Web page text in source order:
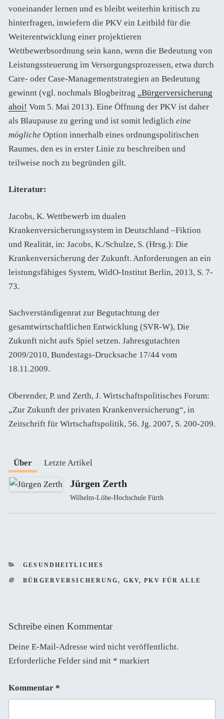
voneinander lernen und es bleibt weiterhin kritisch zu
hinterfragen, inwiefern die PKV ein Leitbild für die
Weiterentwicklung einer projektieren
Wettbewerbsordnung sein kann, wenn die Bedeutung von
Leistungssteuerung im Versorgungsprozessen, etwa durch
Care- oder Case-Managementstrategien an Bedeutung
gewinnt (vgl. nochmals Blogbeitrag „Bürgerversicherung
ahoi! Vom 5. Mai 2013). Eine Öffnung der PKV ist daher
als Blaupause zu gering und ist somit lediglich eine
mögliche Option innerhalb eines ordnungspolitischen
Raumes, den es in erster Linie zu beschreiben und
teilweise noch zu begründen gilt.
Literatur:
Jacobs, K. Wettbewerb im dualen
Krankenversicherungssystem in Deutschland –Fiktion
und Realität, in: Jacobs, K./Schulze, S. (Hrsg.): Die
Krankenversicherung der Zukunft. Anforderungen an ein
leistungsfähiges System, WidO-Institut Berlin, 2013, S. 7-
73.
Sachverständigenrat zur Begutachtung der
gesamtwirtschaftlichen Entwicklung (SVR-W), Die
Zukunft nicht aufs Spiel setzen. Jahresgutachten
2009/2010, Bundestags-Drucksache 17/44 vom
18.11.2009.
Oberender, P. und Zerth, J. Wirtschaftspolitisches Forum:
„Zur Zukunft der privaten Krankenversicherung“, in
Zeitschrift für Wirtschaftspolitik, 56. Jg. 2007, S. 200-209.
Über Letzte Artikel
Jürgen Zerth
Wilhelm-Löhe-Hochschule Fürth
KATEGORIEN
GESUNDHEITLICHES
SCHLAGWÖRTER
BÜRGERVERSICHERUNG, GKV,PKV FÜR ALLE
Schreibe einen Kommentar
Deine E-Mail-Adresse wird nicht veröffentlicht.
Erforderliche Felder sind mit * markiert
Kommentar *